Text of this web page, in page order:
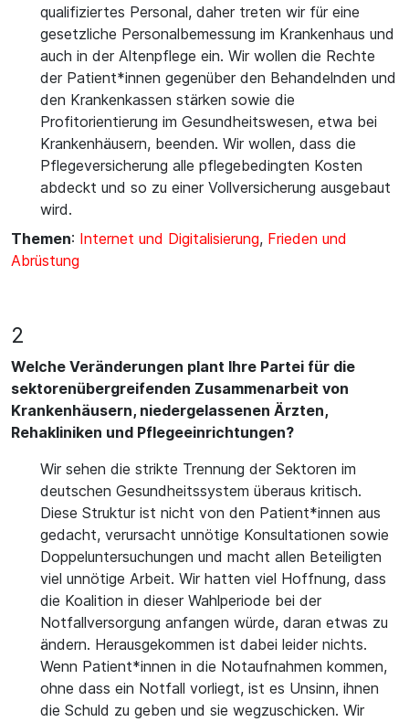
qualifiziertes Personal, daher treten wir für eine
gesetzliche Personalbemessung im Krankenhaus und
auch in der Altenpflege ein. Wir wollen die Rechte
der Patient*innen gegenüber den Behandelnden und
den Krankenkassen stärken sowie die
Profitorientierung im Gesundheitswesen, etwa bei
Krankenhäusern, beenden. Wir wollen, dass die
Pflegeversicherung alle pflegebedingten Kosten
abdeckt und so zu einer Vollversicherung ausgebaut
wird.
Themen: Internet und Digitalisierung, Frieden und
Abrüstung
2
Welche Veränderungen plant Ihre Partei für die
sektorenübergreifenden Zusammenarbeit von
Krankenhäusern, niedergelassenen Ärzten,
Rehakliniken und Pflegeeinrichtungen?
Wir sehen die strikte Trennung der Sektoren im
deutschen Gesundheitssystem überaus kritisch.
Diese Struktur ist nicht von den Patient*innen aus
gedacht, verursacht unnötige Konsultationen sowie
Doppeluntersuchungen und macht allen Beteiligten
viel unnötige Arbeit. Wir hatten viel Hoffnung, dass
die Koalition in dieser Wahlperiode bei der
Notfallversorgung anfangen würde, daran etwas zu
ändern. Herausgekommen ist dabei leider nichts.
Wenn Patient*innen in die Notaufnahmen kommen,
ohne dass ein Notfall vorliegt, ist es Unsinn, ihnen
die Schuld zu geben und sie wegzuschicken. Wir